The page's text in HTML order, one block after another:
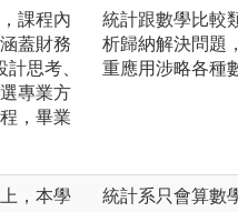
課程內
蓋財務
思考、
專業方
，畢業
統計跟數學比較
析歸納解決問題
重應用涉略各種
，本學
統計系只會算數